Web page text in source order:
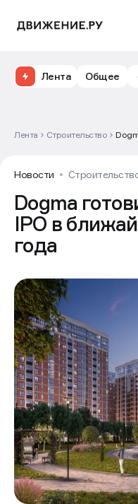
Лента Общее
Лента Строительство
Новости
Dogma
IPO в
года